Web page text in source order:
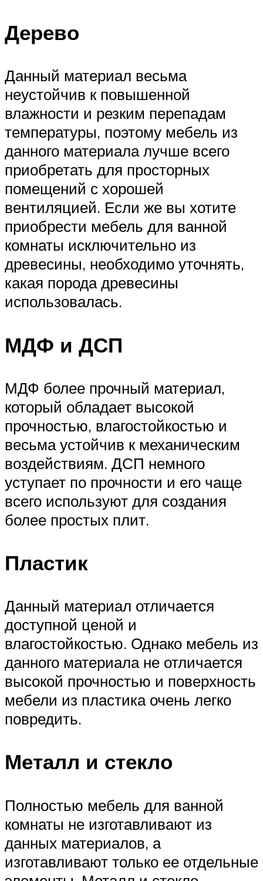
Дерево
Данный материал весьма
неустойчив к повышенной
влажности и резким перепадам
температуры, поэтому мебель из
данного материала лучше всего
приобретать для просторных
помещений с хорошей
вентиляцией. Если же вы хотите
приобрести мебель для ванной
комнаты исключительно из
древесины, необходимо уточнять,
какая порода древесины
использовалась.
МДФ и ДСП
МДФ более прочный материал,
который обладает высокой
прочностью, влагостойкостью и
весьма устойчив к механическим
воздействиям. ДСП немного
уступает по прочности и его чаще
всего используют для создания
более простых плит.
Пластик
Данный материал отличается
доступной ценой и
влагостойкостью. Однако мебель из
данного материала не отличается
высокой прочностью и поверхность
мебели из пластика очень легко
повредить.
Металл и стекло
Полностью мебель для ванной
комнаты не изготавливают из
данных материалов, а
изготавливают только ее отдельные